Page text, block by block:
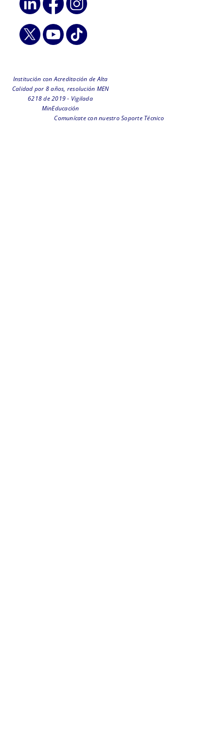
Institución con Acreditación de Alta
Calidad por 8 años, resolución MEN
6218 de 2019 - Vigilada
MinEducación
Comunícate con nuestro Soporte Técnico